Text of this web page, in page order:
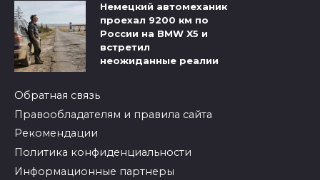
Немецкий автомеханик
проехал 9200 км по
России на BMW X5 и
встретил
неожиданные реалии
Обратная связь
Правообладателям и правила сайта
Рекомендации
Политика конфиденциальности
Информационные партнеры